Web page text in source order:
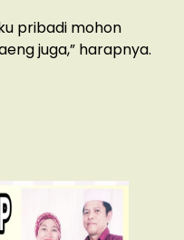
pribadi mohon
juga,” harapnya.